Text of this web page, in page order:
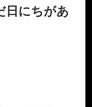
日にちがあ